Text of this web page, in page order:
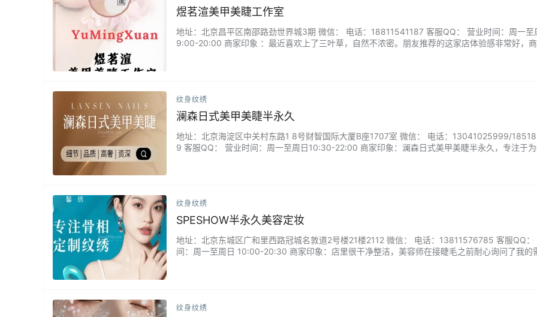
煜茗渲美甲美睫工作室
地址：北京昌平区南邵路劲世界城3期 微信： 电话：18811541187 客服QQ： 营业时间：周一至
9:00-20:00 商家印象 ：最近喜欢上了三叶草，自然不浓密。朋友推荐的这家店体验感非常好，商
纹身纹绣
澜森日式美甲美睫半永久
地址：北京海淀区中关村东路1 8号财智国际大厦B座1707室 微信： 电话：13041025999/
9 客服QQ： 营业时间：周一至周日10:30-22:00 商家印象：澜森日式美甲美睫半永久，专注于为
纹身纹绣
SPESHOW半永久美容定妆
地址：北京东城区广和里西路冠城名敦道2号楼21楼2112 微信： 电话：13811576785 客服QQ：
间：周一至周日 10:00-20:30 商家印象：店里很干净整洁，美容师在接睫毛之前耐心询问了我的
纹身纹绣